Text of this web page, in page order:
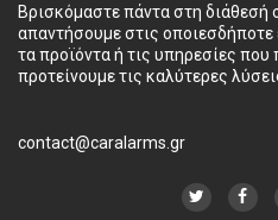
Βρισκόμαστε πάντα στη διάθεσή
απαντήσουμε στις
τα προϊόντα ή τις υπηρεσίες
προτείνουμε τις καλύτερες
contact@caralarms.gr